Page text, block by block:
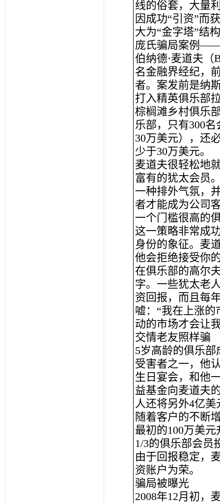
线的俗套，大量
因成功“引资”而
大为“金字塔”结
庞氏骗局案例
伯纳德·麦道夫（
名金融界经纪，
者。案发前是纳
打入精英俱乐部
棕榈滩乡村俱乐
乐部，只有300
30万美元），还
少于30万美元。
麦道夫很轻松地
富有的犹太会员
一种排外气氛，
者才能成为公司
一个门槛很高的
这一策略非常成
身份的象征。麦
他会拒绝接受你
在俱乐部的高尔
字。一些犹太老
资回报，而且每
嘘：“我在上涨
动的市场才会让
交情老友照样骗
5岁高龄的俱乐
受害者之一，他
生日宴会，和他
益基金向麦道夫
人还将另外4亿
随着客户的不断
最初的100万美
1/3的俱乐部会员
由于回报稳定，
资账户为荣。
骗局被曝光
2008年12月初，